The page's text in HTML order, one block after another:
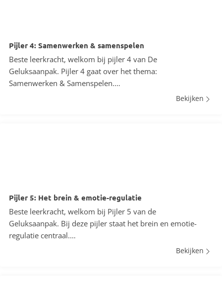
Pijler 4: Samenwerken & samenspelen
Beste leerkracht, welkom bij pijler 4 van De
Geluksaanpak. Pijler 4 gaat over het thema:
Samenwerken & Samenspelen.…
Bekijken
Pijler 5: Het brein & emotie-regulatie
Beste leerkracht, welkom bij Pijler 5 van de
Geluksaanpak. Bij deze pijler staat het brein en emotie-
regulatie centraal.…
Bekijken